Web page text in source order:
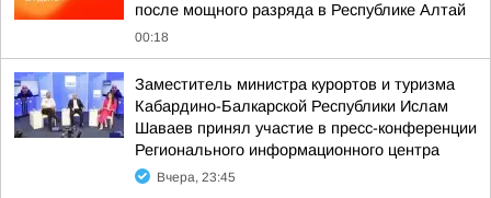
после мощного разряда в Республике Алтай
00:18
Заместитель министра курортов и туризма
Кабардино-Балкарской Республики Ислам
Шаваев принял участие в пресс-конференции
Регионального информационного центра
Вчера, 23:45